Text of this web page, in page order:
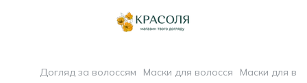
Догляд за волоссям Маски для волосся Маски для